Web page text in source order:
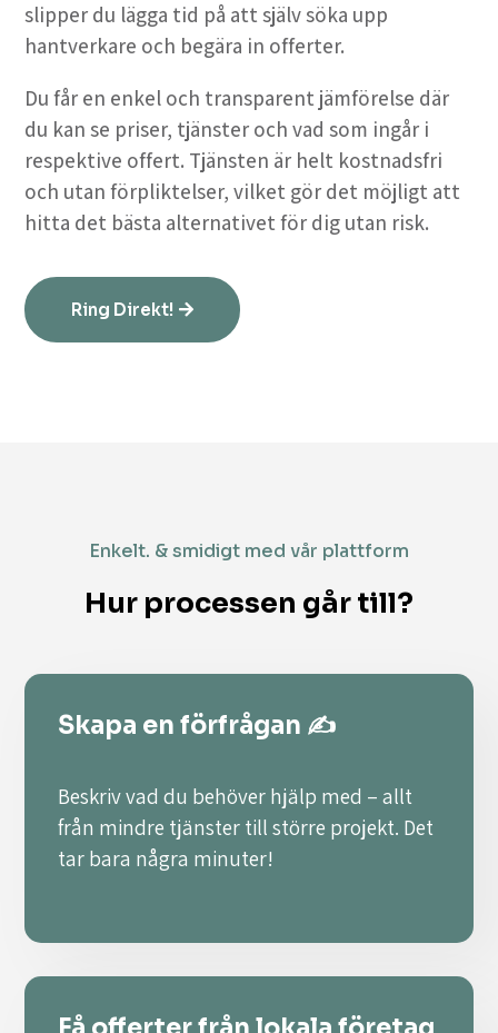
slipper du lägga tid på att själv söka upp
hantverkare och begära in offerter.
Du får en enkel och transparent jämförelse där
du kan se priser, tjänster och vad som ingår i
respektive offert. Tjänsten är helt kostnadsfri
och utan förpliktelser, vilket gör det möjligt att
hitta det bästa alternativet för dig utan risk.
Ring Direkt!
Enkelt. & smidigt med vår plattform
Hur processen går till?
Skapa en förfrågan ✍️
Beskriv vad du behöver hjälp med – allt
från mindre tjänster till större projekt. Det
tar bara några minuter!